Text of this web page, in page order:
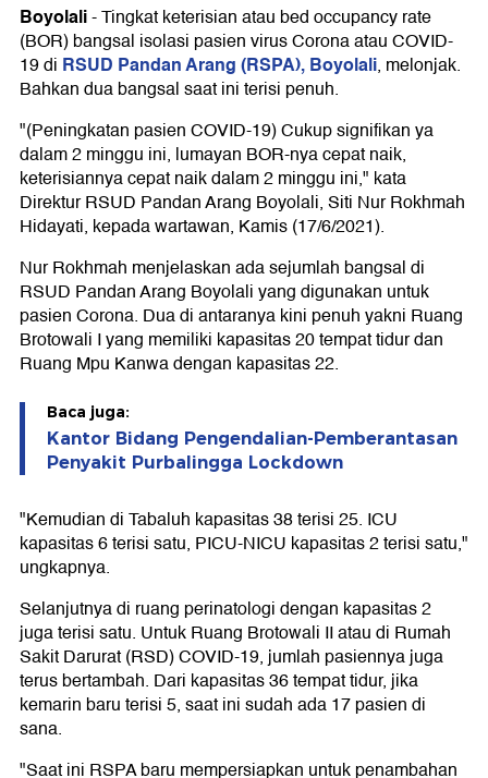
Boyolali-Tingkat keterisian atau bed occupancy rate
(BOR) bangsal isolasi pasien virus Corona atau COVID-
19 di RSUD Pandan Arang (RSPA), Boyolali, melonjak.
Bahkan dua bangsal saat ini terisi penuh.
"(Peningkatan pasien COVID-19) Cukup signifikan ya
dalam 2 minggu ini, lumayan BOR-nya cepat naik,
keterisiannya cepat naik dalam 2 minggu ini," kata
Direktur RSUD Pandan Arang Boyolali, Siti Nur Rokhmah
Hidayati, kepada wartawan, Kamis (17/6/2021).
Nur Rokhmah menjelaskan ada sejumlah bangsal di
RSUD Pandan Arang Boyolali yang digunakan untuk
pasien Corona. Dua di antaranya kini penuh yakni Ruang
Brotowali I yang memiliki kapasitas 20 tempat tidur dan
Ruang Mpu Kanwa dengan kapasitas 22.
Baca juga:
Kantor Bidang Pengendalian-Pemberantasan
Penyakit Purbalingga Lockdown
"Kemudian di Tabaluh kapasitas 38 terisi 25. ICU
kapasitas 6 terisi satu, PICU-NICU kapasitas 2 terisi satu,"
ungkapnya.
Selanjutnya di ruang perinatologi dengan kapasitas 2
juga terisi satu. Untuk Ruang Brotowali II atau di Rumah
Sakit Darurat (RSD) COVID-19, jumlah pasiennya juga
terus bertambah. Dari kapasitas 36 tempat tidur, jika
kemarin baru terisi 5, saat ini sudah ada 17 pasien di
sana.
"Saat ini RSPA baru mempersiapkan untuk penambahan